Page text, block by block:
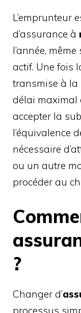
L’emprunteur
d’assurance à
l’année,
actif. Une fois
transmise à la
délai maximal
accepter la
l’équivalence
nécessaire
ou un autre
procéder au
?
Changer d’